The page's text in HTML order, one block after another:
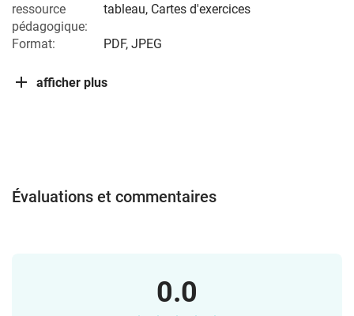
ressource
pédagogique:
tableau, Cartes d'exercices
Format: PDF, JPEG
afficher plus
Évaluations et commentaires
0.0